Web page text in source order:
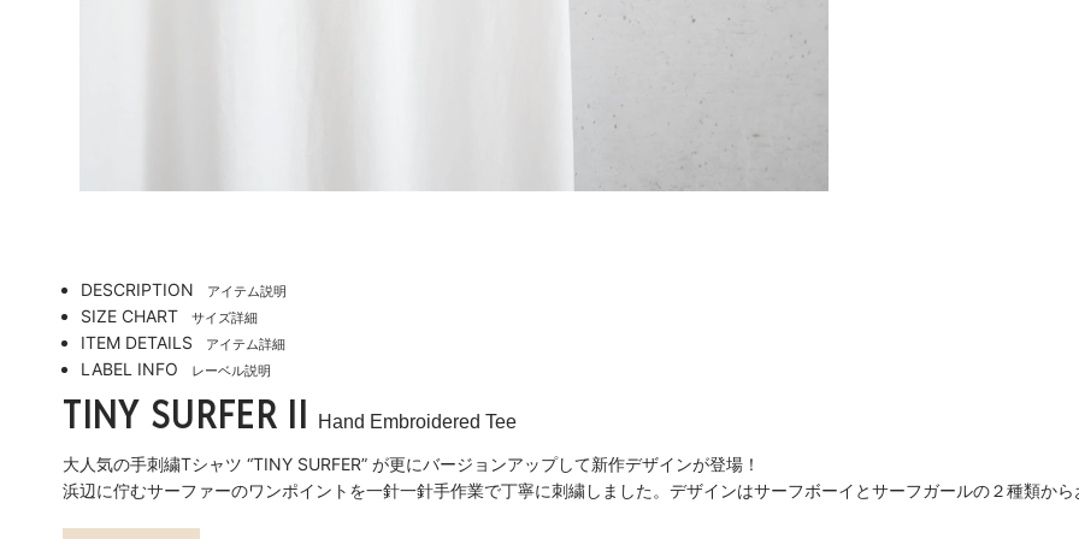
DESCRIPTION アイテム説明
SIZE CHART サイズ詳細
ITEM DETAILS アイテム詳細
LABEL INFO レーベル説明
TINY SURFER II Hand Embroidered Tee
大人気の手刺繍Tシャツ “TINY SURFER” が更にバージョンアップして新作デザインが登場！
浜辺に佇むサーファーのワンポイントを一針一針手作業で丁寧に刺繍しました。デザインはサーフボーイとサーフガールの２種類から